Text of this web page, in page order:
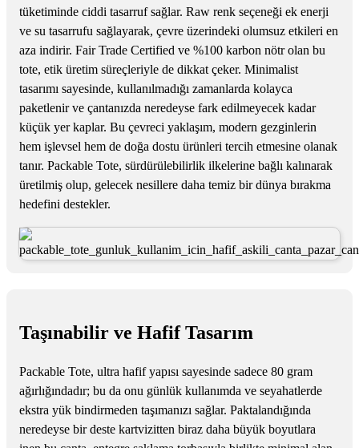
tüketiminde ciddi tasarruf sağlar. Raw renk seçeneği ek enerji
ve su tasarrufu sağlayarak, çevre üzerindeki olumsuz etkileri en
aza indirir. Fair Trade Certified ve %100 karbon nötr olan bu
tote, etik üretim süreçleriyle de dikkat çeker. Minimalist
tasarımı sayesinde, kullanılmadığı zamanlarda kolayca
paketlenir ve çantanızda neredeyse fark edilmeyecek kadar
küçük yer kaplar. Bu çevreci yaklaşım, modern gezginlerin
hem işlevsel hem de doğa dostu ürünleri tercih etmesine olanak
tanır. Packable Tote, sürdürülebilirlik ilkelerine bağlı kalınarak
üretilmiş olup, gelecek nesillere daha temiz bir dünya bırakma
hedefini destekler.
Taşınabilir ve Hafif Tasarım
Packable Tote, ultra hafif yapısı sayesinde sadece 80 gram
ağırlığındadır; bu da onu günlük kullanımda ve seyahatlerde
ekstra yük bindirmeden taşımanızı sağlar. Paktalandığında
neredeyse bir deste kartvizitten biraz daha büyük boyutlara